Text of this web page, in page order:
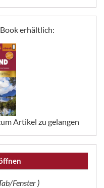
erhältlich:
Artikel zu gelangen
Fenster )